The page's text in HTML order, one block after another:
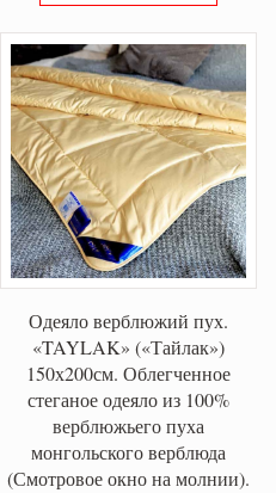
Одеяло верблюжий пух.
«TAYLAK» («Тайлак»)
150х200см. Облегченное
стеганое одеяло из 100%
верблюжьего пуха
монгольского верблюда
(Смотровое окно на молнии).